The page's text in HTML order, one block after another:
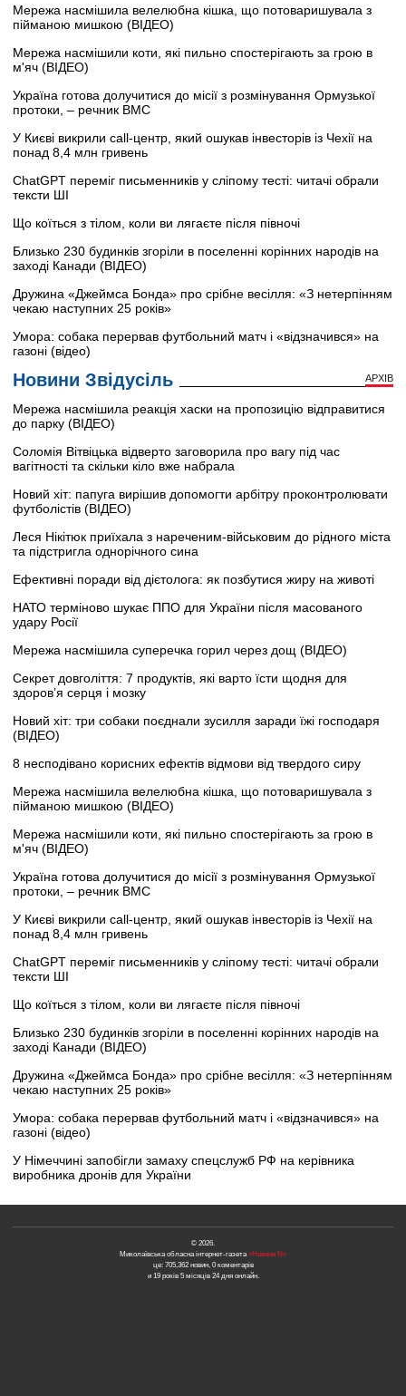
Мережа насмішила велелюбна кішка, що потоваришувала з
пійманою мишкою (ВІДЕО)
Мережа насмішили коти, які пильно спостерігають за грою в
м'яч (ВІДЕО)
Україна готова долучитися до місії з розмінування Ормузької
протоки, – речник ВМС
У Києві викрили call-центр, який ошукав інвесторів із Чехії на
понад 8,4 млн гривень
ChatGPT переміг письменників у сліпому тесті: читачі обрали
тексти ШІ
Що коїться з тілом, коли ви лягаєте після півночі
Близько 230 будинків згоріли в поселенні корінних народів на
заході Канади (ВІДЕО)
Дружина «Джеймса Бонда» про срібне весілля: «З нетерпінням
чекаю наступних 25 років»
Умора: собака перервав футбольний матч і «відзначився» на
газоні (відео)
Новини Звідусіль АРХІВ
Мережа насмішила реакція хаски на пропозицію відправитися
до парку (ВІДЕО)
Соломія Вітвіцька відверто заговорила про вагу під час
вагітності та скільки кіло вже набрала
Новий хіт: папуга вирішив допомогти арбітру проконтролювати
футболістів (ВІДЕО)
Леся Нікітюк приїхала з нареченим-військовим до рідного міста
та підстригла однорічного сина
Ефективні поради від дієтолога: як позбутися жиру на животі
НАТО терміново шукає ППО для України після масованого
удару Росії
Мережа насмішила суперечка горил через дощ (ВІДЕО)
Секрет довголіття: 7 продуктів, які варто їсти щодня для
здоров’я серця і мозку
Новий хіт: три собаки поєднали зусилля заради їжі господаря
(ВІДЕО)
8 несподівано корисних ефектів відмови від твердого сиру
Мережа насмішила велелюбна кішка, що потоваришувала з
пійманою мишкою (ВІДЕО)
Мережа насмішили коти, які пильно спостерігають за грою в
м'яч (ВІДЕО)
Україна готова долучитися до місії з розмінування Ормузької
протоки, – речник ВМС
У Києві викрили call-центр, який ошукав інвесторів із Чехії на
понад 8,4 млн гривень
ChatGPT переміг письменників у сліпому тесті: читачі обрали
тексти ШІ
Що коїться з тілом, коли ви лягаєте після півночі
Близько 230 будинків згоріли в поселенні корінних народів на
заході Канади (ВІДЕО)
Дружина «Джеймса Бонда» про срібне весілля: «З нетерпінням
чекаю наступних 25 років»
Умора: собака перервав футбольний матч і «відзначився» на
газоні (відео)
У Німеччині запобігли замаху спецслужб РФ на керівника
виробника дронів для України
© 2026.
Миколаївська обласна інтернет-газета «Новини N»
це: 705,362 новин, 0 коментарів
и 19 років 5 місяців 24 дня онлайн.